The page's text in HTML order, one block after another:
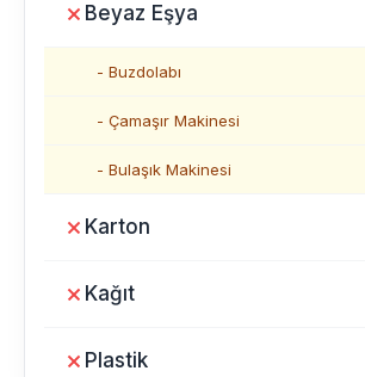
Beyaz Eşya
- Buzdolabı
- Çamaşır Makinesi
- Bulaşık Makinesi
Karton
Kağıt
Plastik